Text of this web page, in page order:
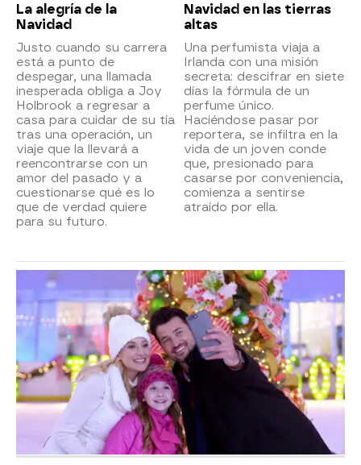
La alegría de la
Navidad
Justo cuando su carrera
está a punto de
despegar, una llamada
inesperada obliga a Joy
Holbrook a regresar a
casa para cuidar de su tía
tras una operación, un
viaje que la llevará a
reencontrarse con un
amor del pasado y a
cuestionarse qué es lo
que de verdad quiere
para su futuro.
Navidad en las tierras
altas
Una perfumista viaja a
Irlanda con una misión
secreta: descifrar en siete
días la fórmula de un
perfume único.
Haciéndose pasar por
reportera, se infiltra en la
vida de un joven conde
que, presionado para
casarse por conveniencia,
comienza a sentirse
atraído por ella.